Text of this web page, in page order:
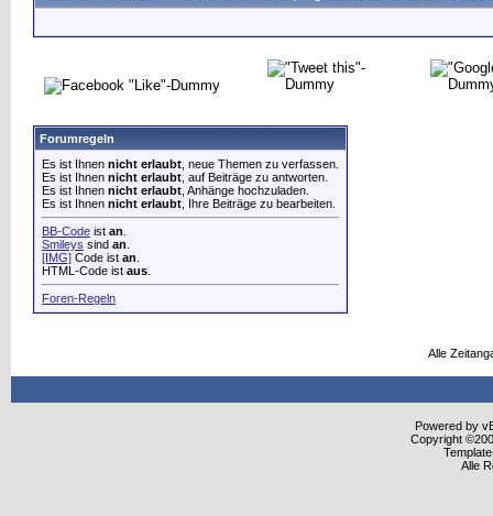
Forumregeln
Es ist Ihnen nicht erlaubt , neue Themen zu verfassen.
Es ist Ihnen nicht erlaubt , auf Beiträge zu antworten.
Es ist Ihnen nicht erlaubt , Anhänge hochzuladen.
Es ist Ihnen nicht erlaubt , Ihre Beiträge zu bearbeiten.
BB-Code ist an
Smileys sind an
[IMG] Code ist an
HTML-Code ist aus
Foren-Regeln
Alle
Powered by
Copyright
Alle